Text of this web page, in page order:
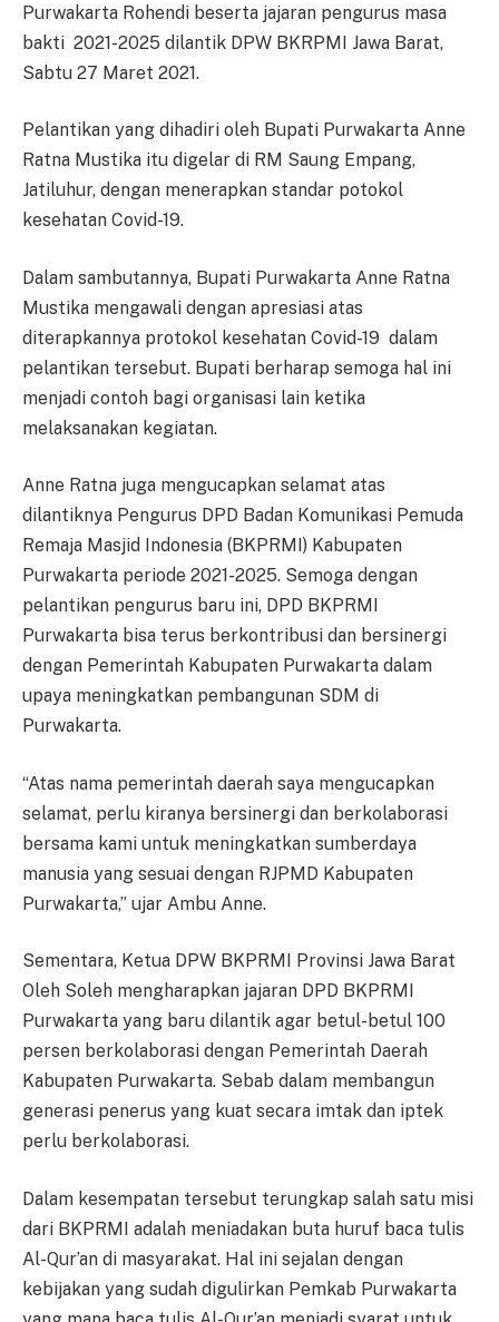
Purwakarta Rohendi beserta jajaran pengurus masa
bakti 2021-2025 dilantik DPW BKRPMI Jawa Barat,
Sabtu 27 Maret 2021.
Pelantikan yang dihadiri oleh Bupati Purwakarta Anne
Ratna Mustika itu digelar di RM Saung Empang,
Jatiluhur, dengan menerapkan standar potokol
kesehatan Covid-19.
Dalam sambutannya, Bupati Purwakarta Anne Ratna
Mustika mengawali dengan apresiasi atas
diterapkannya protokol kesehatan Covid-19 dalam
pelantikan tersebut. Bupati berharap semoga hal ini
menjadi contoh bagi organisasi lain ketika
melaksanakan kegiatan.
Anne Ratna juga mengucapkan selamat atas
dilantiknya Pengurus DPD Badan Komunikasi Pemuda
Remaja Masjid Indonesia (BKPRMI) Kabupaten
Purwakarta periode 2021-2025. Semoga dengan
pelantikan pengurus baru ini, DPD BKPRMI
Purwakarta bisa terus berkontribusi dan bersinergi
dengan Pemerintah Kabupaten Purwakarta dalam
upaya meningkatkan pembangunan SDM di
Purwakarta.
“Atas nama pemerintah daerah saya mengucapkan
selamat, perlu kiranya bersinergi dan berkolaborasi
bersama kami untuk meningkatkan sumberdaya
manusia yang sesuai dengan RJPMD Kabupaten
Purwakarta,” ujar Ambu Anne.
Sementara, Ketua DPW BKPRMI Provinsi Jawa Barat
Oleh Soleh mengharapkan jajaran DPD BKPRMI
Purwakarta yang baru dilantik agar betul-betul 100
persen berkolaborasi dengan Pemerintah Daerah
Kabupaten Purwakarta. Sebab dalam membangun
generasi penerus yang kuat secara imtak dan iptek
perlu berkolaborasi.
Dalam kesempatan tersebut terungkap salah satu misi
dari BKPRMI adalah meniadakan buta huruf baca tulis
Al-Qur’an di masyarakat. Hal ini sejalan dengan
kebijakan yang sudah digulirkan Pemkab Purwakarta